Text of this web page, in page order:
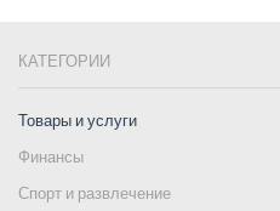
КАТЕГОРИИ
Товары и услуги
Финансы
Спорт и развлечение